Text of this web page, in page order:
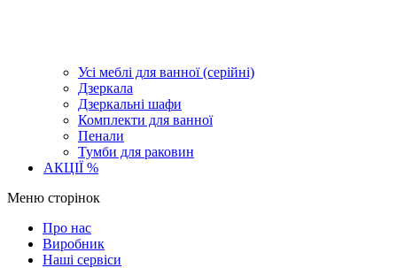
Усі меблі для ванної (серійні)
Дзеркала
Дзеркальні шафи
Комплекти для ванної
Пенали
Тумби для раковин
АКЦІЇ %
Меню сторінок
Про нас
Виробник
Наші сервіси